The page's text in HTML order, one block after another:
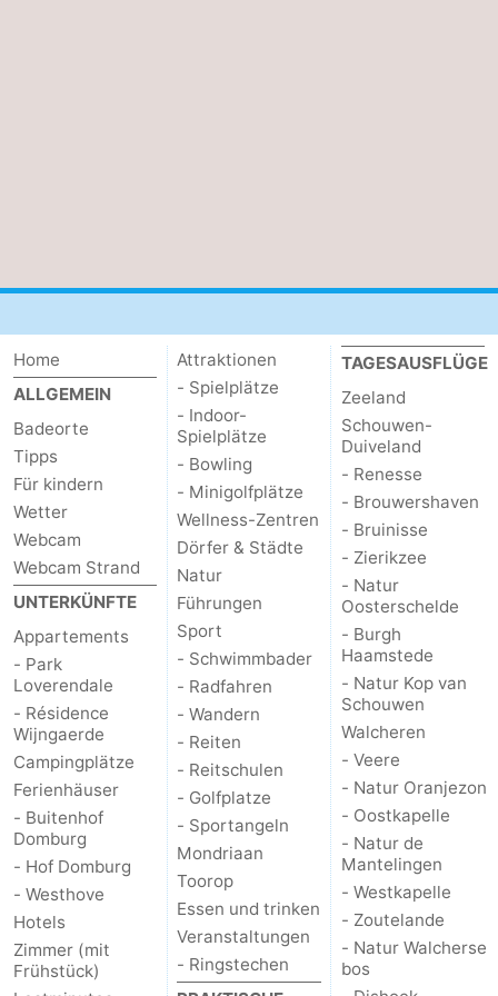
Home
ALLGEMEIN
Badeorte
Tipps
Für kindern
Wetter
Webcam
Webcam Strand
UNTERKÜNFTE
Appartements
- Park
Loverendale
- Résidence
Wijngaerde
Campingplätze
Ferienhäuser
- Buitenhof
Domburg
- Hof Domburg
- Westhove
Hotels
Zimmer (mit
Frühstück)
Attraktionen
- Spielplätze
- Indoor-
Spielplätze
- Bowling
- Minigolfplätze
Wellness-Zentren
Dörfer & Städte
Natur
Führungen
Sport
- Schwimmbader
- Radfahren
- Wandern
- Reiten
- Reitschulen
- Golfplatze
- Sportangeln
Mondriaan
Toorop
Essen und trinken
Veranstaltungen
- Ringstechen
TAGESAUSFLÜGE
Zeeland
Schouwen-
Duiveland
- Renesse
- Brouwershaven
- Bruinisse
- Zierikzee
- Natur
Oosterschelde
- Burgh
Haamstede
- Natur Kop van
Schouwen
Walcheren
- Veere
- Natur Oranjezon
- Oostkapelle
- Natur de
Mantelingen
- Westkapelle
- Zoutelande
- Natur Walcherse
bos